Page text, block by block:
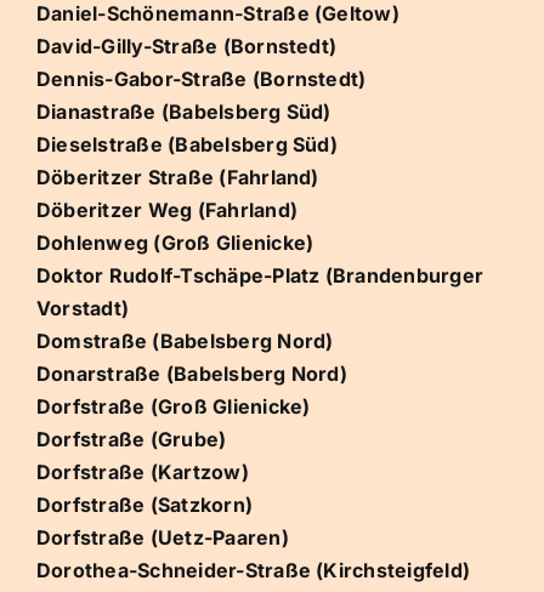
Daniel-Schönemann-Straße (Geltow)
David-Gilly-Straße (Bornstedt)
Dennis-Gabor-Straße (Bornstedt)
Dianastraße (Babelsberg Süd)
Dieselstraße (Babelsberg Süd)
Döberitzer Straße (Fahrland)
Döberitzer Weg (Fahrland)
Dohlenweg (Groß Glienicke)
Doktor Rudolf-Tschäpe-Platz (Brandenburger
Vorstadt)
Domstraße (Babelsberg Nord)
Donarstraße (Babelsberg Nord)
Dorfstraße (Groß Glienicke)
Dorfstraße (Grube)
Dorfstraße (Kartzow)
Dorfstraße (Satzkorn)
Dorfstraße (Uetz-Paaren)
Dorothea-Schneider-Straße (Kirchsteigfeld)